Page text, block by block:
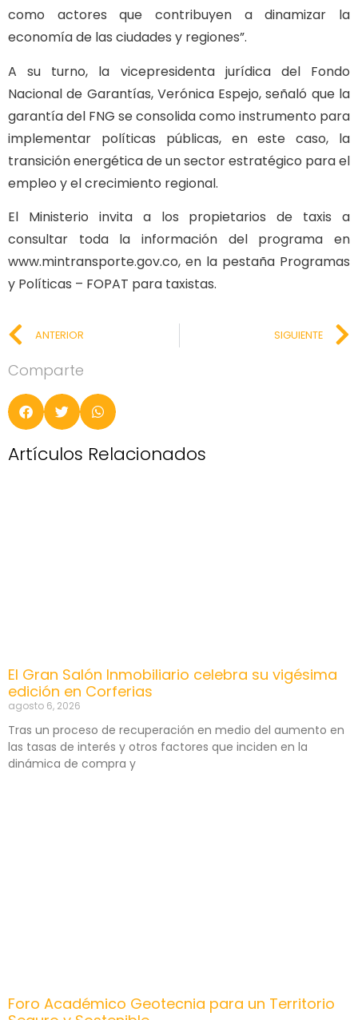
como actores que contribuyen a dinamizar la
economía de las ciudades y regiones”.
A su turno, la vicepresidenta jurídica del Fondo
Nacional de Garantías, Verónica Espejo, señaló que la
garantía del FNG se consolida como instrumento para
implementar políticas públicas, en este caso, la
transición energética de un sector estratégico para el
empleo y el crecimiento regional.
El Ministerio invita a los propietarios de taxis a
consultar toda la información del programa en
www.mintransporte.gov.co, en la pestaña Programas
y Políticas – FOPAT para taxistas.
ANTERIOR SIGUIENTE
Comparte
Artículos Relacionados
El Gran Salón Inmobiliario celebra su vigésima
edición en Corferias
agosto 6, 2026
Tras un proceso de recuperación en medio del aumento en
las tasas de interés y otros factores que inciden en la
dinámica de compra y
Foro Académico Geotecnia para un Territorio